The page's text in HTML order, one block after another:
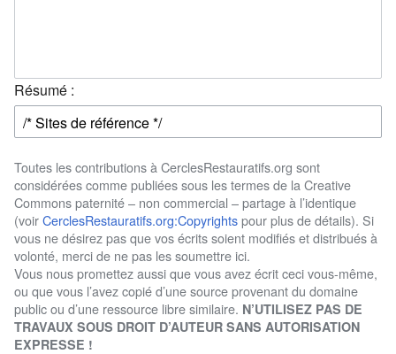
Résumé :
Toutes les contributions à CerclesRestauratifs.org sont
considérées comme publiées sous les termes de la Creative
Commons paternité – non commercial – partage à l’identique
(voirCerclesRestauratifs.org:Copyrightspour plus de détails). Si
vous ne désirez pas que vos écrits soient modifiés et distribués à
volonté, merci de ne pas les soumettre ici.
Vous nous promettez aussi que vous avez écrit ceci vous-même,
ou que vous l’avez copié d’une source provenant du domaine
public ou d’une ressource libre similaire. N’UTILISEZ PAS DE
TRAVAUX SOUS DROIT D’AUTEUR SANS AUTORISATION
EXPRESSE !